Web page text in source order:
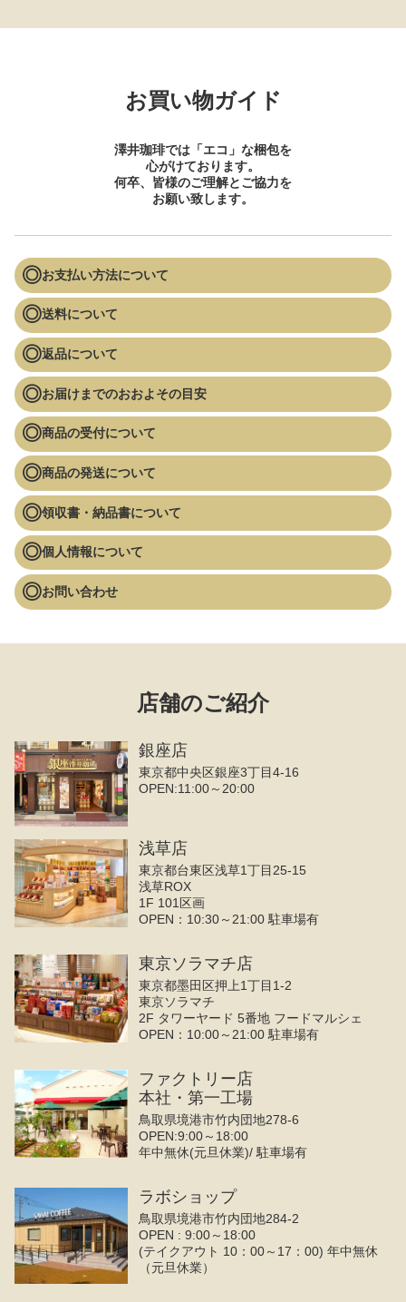
お買い物ガイド
澤井珈琲では「エコ」な梱包を
心がけております。
何卒、皆様のご理解とご協力を
お願い致します。
お支払い方法について
送料について
返品について
お届けまでのおおよその目安
商品の受付について
商品の発送について
領収書・納品書について
個人情報について
お問い合わせ
店舗のご紹介
銀座店
東京都中央区銀座3丁目4‐16
OPEN:11:00～20:00
浅草店
東京都台東区浅草1丁目25-15
浅草ROX
1F 101区画
OPEN：10:30～21:00 駐車場有
東京ソラマチ店
東京都墨田区押上1丁目1-2
東京ソラマチ
2F タワーヤード 5番地 フードマルシェ
OPEN：10:00～21:00 駐車場有
ファクトリー店
本社・第一工場
鳥取県境港市竹内団地278-6
OPEN:9:00～18:00
年中無休(元旦休業)/ 駐車場有
ラボショップ
鳥取県境港市竹内団地284-2
OPEN : 9:00～18:00
(テイクアウト 10：00～17：00) 年中無休
（元旦休業）